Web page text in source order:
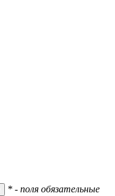
* - поля обязательные